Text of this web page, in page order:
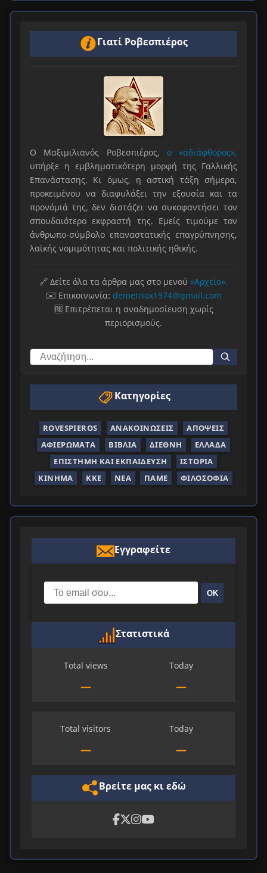
Γιατί Ροβεσπιέρος
Ο Μαξιμιλιανός Ροβεσπιέρος, ο «αδιάφθορος»,
υπήρξε η εμβληματικότερη μορφή της Γαλλικής
Επανάστασης. Κι όμως, η αστική τάξη σήμερα,
προκειμένου να διαφυλάξει την εξουσία και τα
προνόμιά της, δεν διστάζει να συκοφαντήσει τον
σπουδαιότερο εκφραστή της. Εμείς τιμούμε τον
άνθρωπο-σύμβολο επαναστατικής επαγρύπνησης,
λαϊκής νομιμότητας και πολιτικής ηθικής.
🔗 Δείτε όλα τα άρθρα μας στο μενού «Αρχείο».
✉️ Επικοινωνία: demetriox1974@gmail.com
🆓 Επιτρέπεται η αναδημοσίευση χωρίς
περιορισμούς.
Κατηγορίες
ROVESPIEROS ΑΝΑΚΟΙΝΏΣΕΙΣ
ΑΠΌΨΕΙΣ
ΑΦΙΕΡΏΜΑΤΑ
ΒΙΒΛΊΑ ΔΙΕΘΝΉ
ΕΛΛΆΔΑ
ΕΠΙΣΤΉΜΗ ΚΑΙ ΕΚΠΑΊΔΕΥΣΗ
ΙΣΤΟΡΊΑ
ΚΊΝΗΜΑ
ΚΚΕ ΝΈΑ ΠΑΜΕ ΦΙΛΟΣΟΦΊΑ
Εγγραφείτε
ΟΚ
Στατιστικά
Total views
—
Today
—
Total visitors
—
Today
—
Βρείτε μας κι εδώ